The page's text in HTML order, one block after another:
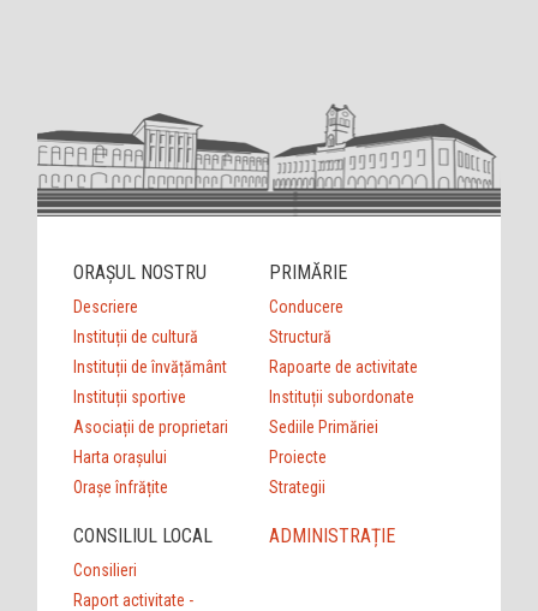
ORAȘUL NOSTRU
Descriere
Instituții de cultură
Instituții de învățământ
Instituții sportive
Asociații de proprietari
Harta orașului
Orașe înfrățite
PRIMĂRIE
Conducere
Structură
Rapoarte de activitate
Instituții subordonate
Sediile Primăriei
Proiecte
Strategii
CONSILIUL LOCAL
Consilieri
Raport activitate -
ADMINISTRAȚIE